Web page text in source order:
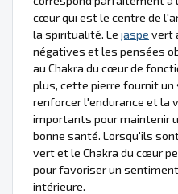
cœur qui est le centre de
la spiritualité. Le jaspe vert
négatives et les pensées
au Chakra du cœur de
plus, cette pierre fournit
renforcer l'endurance et la
importants pour maintenir
bonne santé. Lorsqu'ils
vert et le Chakra du cœur
pour favoriser un
intérieure.